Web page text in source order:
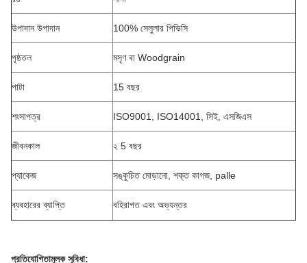
উপাদান উপাদান 100% সেলুলার পিভিসি
পৃষ্ঠতল মসৃণ বা Woodgrain
পাটা 15 বছর
শংসাপত্র ISO9001, ISO14001, সিই, এসজিএস
জীবনকাল ২ 5 বছর
প্যাকেজ সঙ্কুচিত মোড়ানো, শক্ত কাগজ, palle
ব্যবহারের ব্যাপ্তি বহিরাগত এবং অভ্যন্তর
প্রতিযোগিতামূলক সুবিধা: